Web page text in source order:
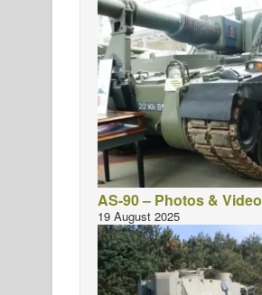
AS-90 – Photos & Video
19 August 2025